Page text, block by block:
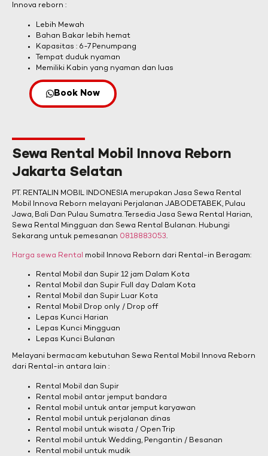
Innova reborn :
Lebih Mewah
Bahan Bakar lebih hemat
Kapasitas : 6-7 Penumpang
Tempat duduk nyaman
Memiliki Kabin yang nyaman dan luas
Book Now
Sewa Rental Mobil Innova Reborn
Jakarta Selatan
PT. RENTALIN MOBIL INDONESIA merupakan Jasa Sewa Rental
Mobil Innova Reborn melayani Perjalanan JABODETABEK, Pulau
Jawa, Bali Dan Pulau Sumatra. Tersedia Jasa Sewa Rental Harian,
Sewa Rental Mingguan dan Sewa Rental Bulanan. Hubungi
Sekarang untuk pemesanan 0818883053.
Harga sewa Rental mobil Innova Reborn dari Rental-in Beragam:
Rental Mobil dan Supir 12 jam Dalam Kota
Rental Mobil dan Supir Full day Dalam Kota
Rental Mobil dan Supir Luar Kota
Rental Mobil Drop only / Drop off
Lepas Kunci Harian
Lepas Kunci Mingguan
Lepas Kunci Bulanan
Melayani bermacam kebutuhan Sewa Rental Mobil Innova Reborn
dari Rental-in antara lain :
Rental Mobil dan Supir
Rental mobil antar jemput bandara
Rental mobil untuk antar jemput karyawan
Rental mobil untuk perjalanan dinas
Rental mobil untuk wisata / Open Trip
Rental mobil untuk Wedding, Pengantin / Besanan
Rental mobil untuk mudik